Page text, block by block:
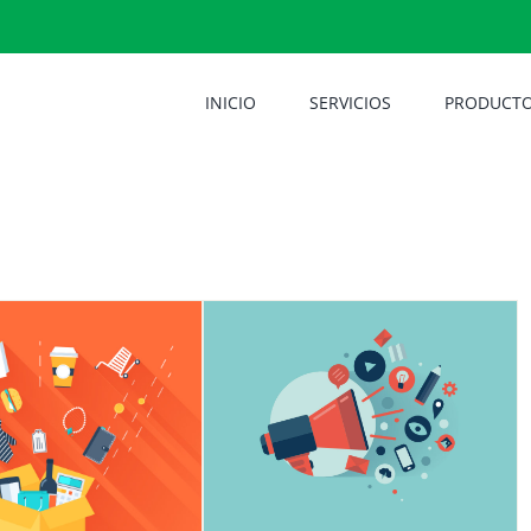
INICIO SERVICIOS